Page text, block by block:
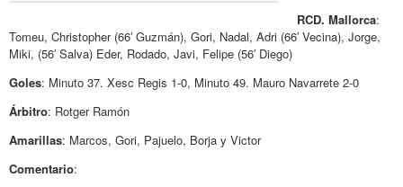
RCD. Mallorca:
Tomeu, Christopher (66′ Guzmán), Gori, Nadal, Adri (66′ Vecina), Jorge,
Miki, (56′ Salva) Eder, Rodado, Javi, Felipe (56′ Diego)
Goles: Minuto 37. Xesc Regis 1-0, Minuto 49. Mauro Navarrete 2-0
Árbitro: Rotger Ramón
Amarillas: Marcos, Gori, Pajuelo, Borja y Victor
Comentario: